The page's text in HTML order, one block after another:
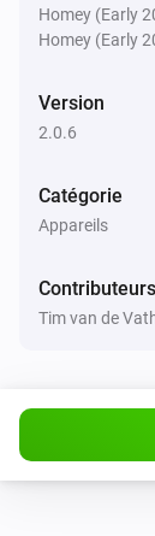
Homey (Early
Homey (Early
Version
2.0.6
Catégorie
Appareils
Contributeurs
Tim van de